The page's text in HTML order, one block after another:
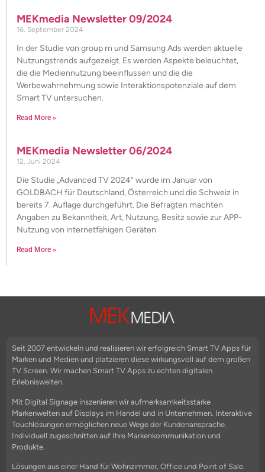
MEKmedia Newsletter 09/2024
16. September 2024
In der Studie von group m und Samsung Ads werden aktuelle
Nutzungstrends aufgezeigt. Es werden Aspekte beleuchtet,
die die Mediennutzung beeinflussen und die die
Werbewahrnehmung sowie Interaktionspotenziale auf dem
Smart TV untersuchen.
Read More »
MEKmedia Newsletter 06/2024
12. Juni 2024
Die Studie „Advanced TV 2024“ wurde im Januar von
GOLDBACH für Deutschland, Österreich und die Schweiz in
bereits 7. Auflage durchgeführt. Die Befragten machten
Angaben zu Bekanntheit, Art, Nutzung, Besitz sowie zur APP-
Nutzung von internetfähigen Geräten
Read More »
Seit 2007 entwickeln und realisieren wir erfolgreich Smart TV Apps für
Marken und Medien und platzieren diese wirkungsvoll auf dem großen
TV Screen. Wir machen Smart TV Apps zu echten digitalen
Erlebniswelten.
Mit Digital Signage inszenieren wir aufmerksamkeitsstarke
Markenwelten auf Displays im Handel und in Unternehmen. Interaktive
Touchlösungen ermöglichen neue Wege der Kundenansprache.
Individuell zugeschnitten auf Ihre Markenkommunikation und
Produkte.
Lösungen aus einer Hand für Wohnzimmer, Office und Point of Sale.